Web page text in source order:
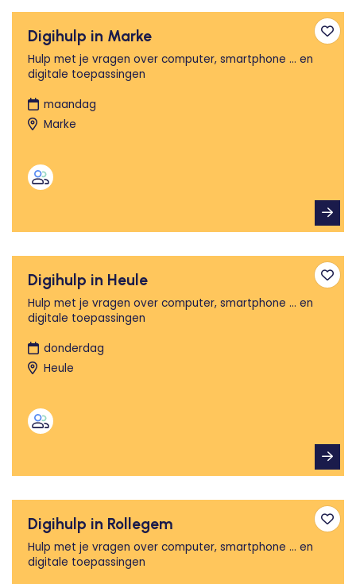
Digihulp in Marke
Hulp met je vragen over computer, smartphone ... en
digitale toepassingen
maandag
Marke
Digihulp in Heule
Hulp met je vragen over computer, smartphone ... en
digitale toepassingen
donderdag
Heule
Digihulp in Rollegem
Hulp met je vragen over computer, smartphone ... en
digitale toepassingen